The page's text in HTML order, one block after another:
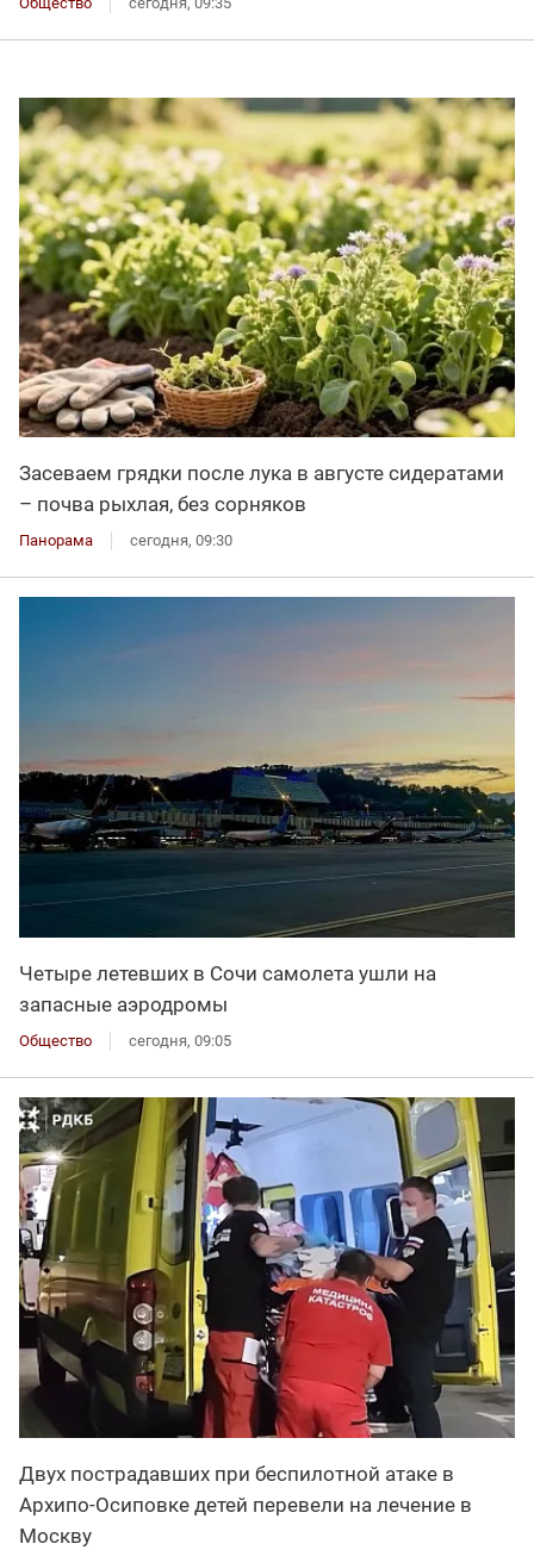
Засеваем грядки после лука в августе сидератами
– почва рыхлая, без сорняков
Панорама сегодня, 09:30
Четыре летевших в Сочи самолета ушли на
запасные аэродромы
Общество сегодня, 09:05
Двух пострадавших при беспилотной атаке в
Архипо-Осиповке детей перевели на лечение в
Москву